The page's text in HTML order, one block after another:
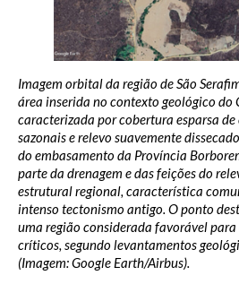
Imagem orbital da região de São
área inserida no contexto geológico do
caracterizada por cobertura esparsa
sazonais e relevo suavemente
do embasamento da Província
parte da drenagem e das feições do
estrutural regional, característica
intenso tectonismo antigo. O ponto
uma região considerada favorável
críticos, segundo levantamentos
(Imagem: Google Earth/Airbus).